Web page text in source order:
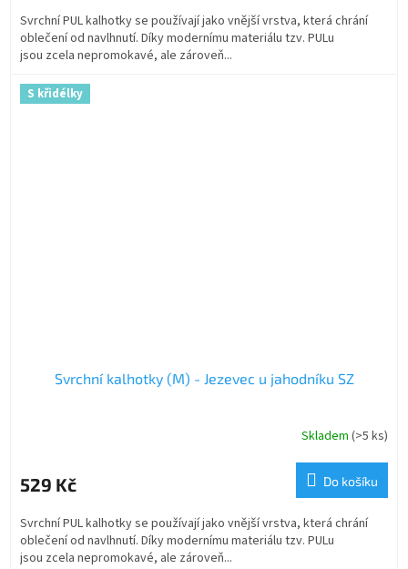
Svrchní PUL kalhotky se používají jako vnější vrstva, která chrání
oblečení od navlhnutí. Díky modernímu materiálu tzv. PULu
jsou zcela nepromokavé, ale zároveň...
S křidélky
Svrchní kalhotky (M) - Jezevec u jahodníku SZ
Skladem (>5 ks)
529 Kč Do košíku
Svrchní PUL kalhotky se používají jako vnější vrstva, která chrání
oblečení od navlhnutí. Díky modernímu materiálu tzv. PULu
jsou zcela nepromokavé, ale zároveň...